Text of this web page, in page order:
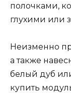
полочками,
глухими или
Неизменно
а также
белый дуб
купить